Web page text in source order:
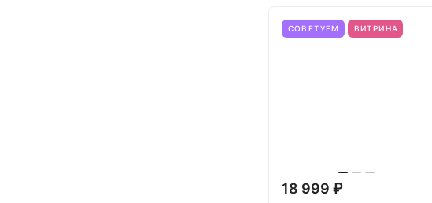
СОВЕТУЕМ ВИТРИНА
18 999 ₽